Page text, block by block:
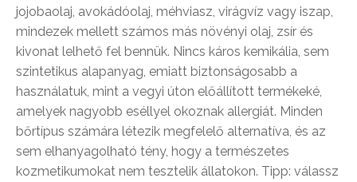
jojobaolaj, avokádóolaj, méhviasz, virágvíz vagy iszap,
mindezek mellett számos más növényi olaj, zsír és
kivonat lelhető fel bennük. Nincs káros kemikália, sem
szintetikus alapanyag, emiatt biztonságosabb a
használatuk, mint a vegyi úton előállított termékeké,
amelyek nagyobb eséllyel okoznak allergiát. Minden
bőrtípus számára létezik megfelelő alternatíva, és az
sem elhanyagolható tény, hogy a természetes
kozmetikumokat nem tesztelik állatokon. Tipp: válassz